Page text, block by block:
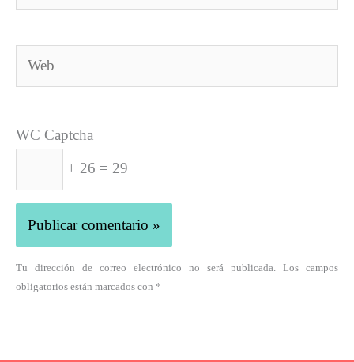
electrónico*
Web
WC Captcha
+ 26 = 29
Tu dirección de correo electrónico no será publicada. Los campos
obligatorios están marcados con *